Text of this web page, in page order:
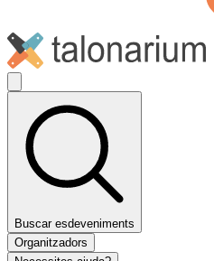
Buscar esdeveniments
Organitzadors